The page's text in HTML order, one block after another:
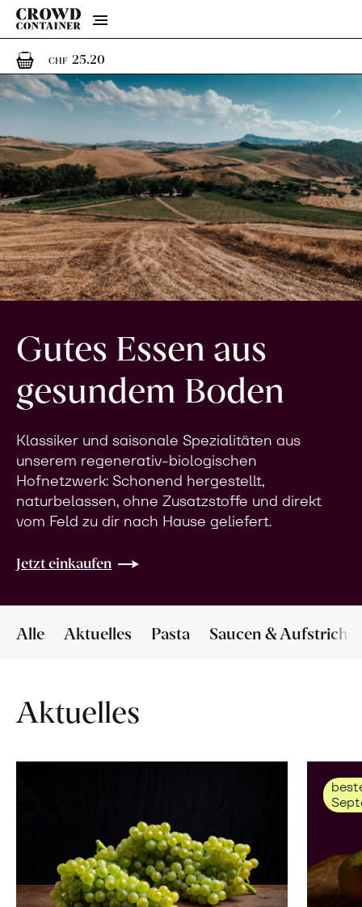
Menu
CHF 25.201 Artikel im Warenkorb
Gutes Essen aus
gesundem Boden
Klassiker und saisonale Spezialitäten aus
unserem regenerativ-biologischen
Hofnetzwerk: Schonend hergestellt,
naturbelassen, ohne Zusatzstoffe und direkt
vom Feld zu dir nach Hause geliefert.
Jetzt einkaufen
Alle Aktuelles Pasta Saucen & Aufstriche
Aktuelles